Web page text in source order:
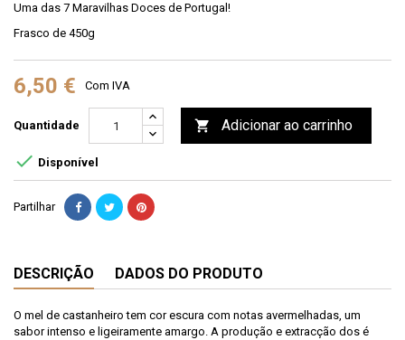
Uma das 7 Maravilhas Doces de Portugal!
Frasco de 450g
6,50 € Com IVA
Quantidade  Adicionar ao carrinho
 Disponível
Partilhar
DESCRIÇÃO DADOS DO PRODUTO
O mel de castanheiro tem cor escura com notas avermelhadas, um
sabor intenso e ligeiramente amargo. A produção e extracção dos é